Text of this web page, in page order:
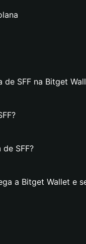
SFF na Bitget
SFF?
a Bitget Wallet e